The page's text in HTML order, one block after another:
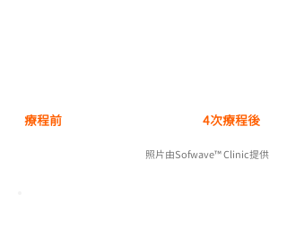
療程前 4次療程後
照片由Sofwave™ Clinic提供